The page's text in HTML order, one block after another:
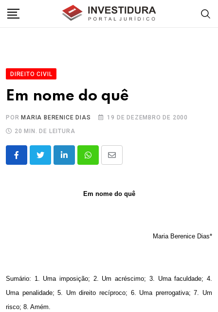
DIREITO CIVIL
Em nome do quê
POR MARIA BERENICE DIAS
19 DE DEZEMBRO DE 2000
20 MIN. DE LEITURA
LinkedInWhatsappShare
Em nome do quê
Maria Berenice Dias*
Sumário: 1. Uma imposição; 2. Um acréscimo; 3. Uma faculdade; 4.
Uma penalidade; 5. Um direito recíproco; 6. Uma prerrogativa; 7. Um
risco; 8. Amém.